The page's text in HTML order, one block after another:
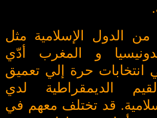
من الدول الإسلامية مثل
و المغرب أدّي
انتخابات حرة إلي تعميق
الديمقراطية لدي
قد تختلف معهم في